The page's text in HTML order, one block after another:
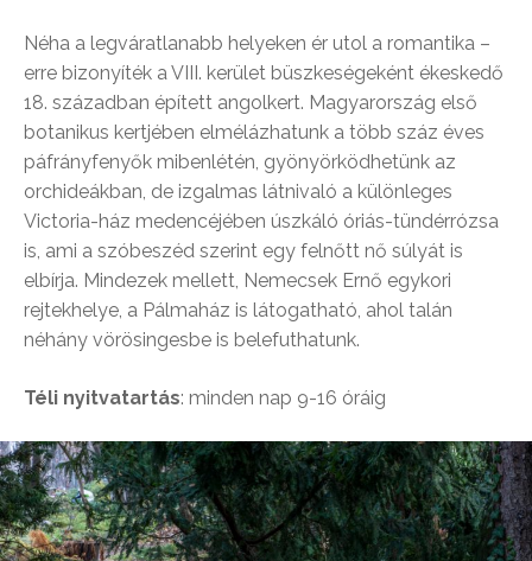
Néha a legváratlanabb helyeken ér utol a romantika –
erre bizonyíték a VIII. kerület büszkeségeként ékeskedő
18. században épített angolkert. Magyarország első
botanikus kertjében elmélázhatunk a több száz éves
páfrányfenyők mibenlétén, gyönyörködhetünk az
orchideákban, de izgalmas látnivaló a különleges
Victoria-ház medencéjében úszkáló óriás-tündérrózsa
is, ami a szóbeszéd szerint egy felnőtt nő súlyát is
elbírja. Mindezek mellett, Nemecsek Ernő egykori
rejtekhelye, a Pálmaház is látogatható, ahol talán
néhány vörösingesbe is belefuthatunk.
Téli nyitvatartás: minden nap 9-16 óráig